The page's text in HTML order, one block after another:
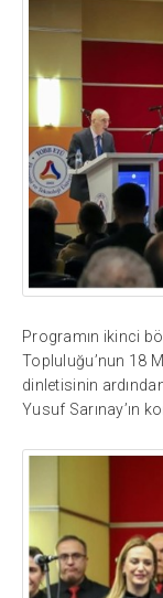
Programın ikinci
Topluluğu’nun 18
dinletisinin
Yusuf Sarınay’ın